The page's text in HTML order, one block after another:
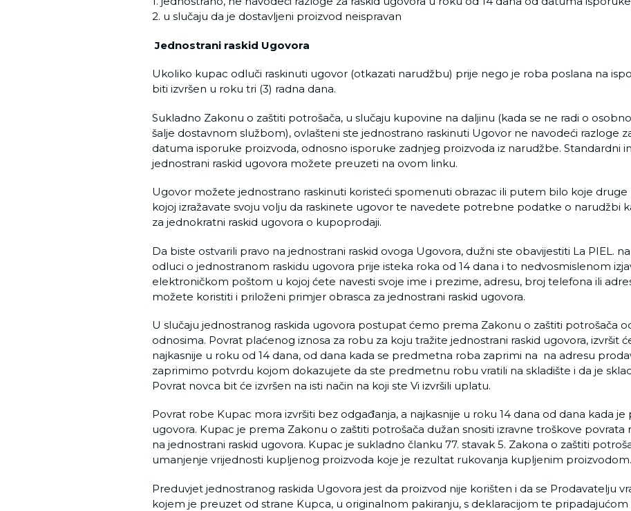
2. u slučaju da je dostavljeni proizvod neispravan
Jednostrani raskid Ugovora
Ukoliko kupac odluči raskinuti ugovor (otkazati narudžbu) prije nego je roba poslana na
biti izvršen u roku tri (3) radna dana.
Sukladno Zakonu o zaštiti potrošača, u slučaju kupovine na daljinu (kada se ne radi o
šalje dostavnom službom), ovlašteni ste jednostrano raskinuti Ugovor ne navodeći razloge
datuma isporuke proizvoda, odnosno isporuke zadnjeg proizvoda iz narudžbe. Standardni
jednostrani raskid ugovora možete preuzeti na ovom linku.
Ugovor možete jednostrano raskinuti koristeći spomenuti obrazac ili putem bilo koje druge
kojoj izražavate svoju volju da raskinete ugovor te navedete potrebne podatke o narudžbi
za jednokratni raskid ugovora o kupoprodaji.
Da biste ostvarili pravo na jednostrani raskid ovoga Ugovora, dužni ste obavijestiti La PIEL.
odluci o jednostranom raskidu ugovora prije isteka roka od 14 dana i to nedvosmislenom
elektroničkom poštom u kojoj ćete navesti svoje ime i prezime, adresu, broj telefona ili
možete koristiti i priloženi primjer obrasca za jednostrani raskid ugovora.
U slučaju jednostranog raskida ugovora postupat ćemo prema Zakonu o zaštiti potrošača
odnosima. Povrat plaćenog iznosa za robu za koju tražite jednostrani raskid ugovora, izvršit
najkasnije u roku od 14 dana, od dana kada se predmetna roba zaprimi na na adresu
zaprimimo potvrdu kojom dokazujete da ste predmetnu robu vratili na skladište i da je
Povrat novca bit će izvršen na isti način na koji ste Vi izvršili uplatu.
Povrat robe Kupac mora izvršiti bez odgađanja, a najkasnije u roku 14 dana od dana kada je
ugovora. Kupac je prema Zakonu o zaštiti potrošača dužan snositi izravne troškove povrata
na jednostrani raskid ugovora. Kupac je sukladno članku 77. stavak 5. Zakona o zaštiti
umanjenje vrijednosti kupljenog proizvoda koje je rezultat rukovanja kupljenim proizvodom.
Preduvjet jednostranog raskida Ugovora jest da proizvod nije korišten i da se Prodavatelju
kojem je preuzet od strane Kupca, u originalnom pakiranju, s deklaracijom te